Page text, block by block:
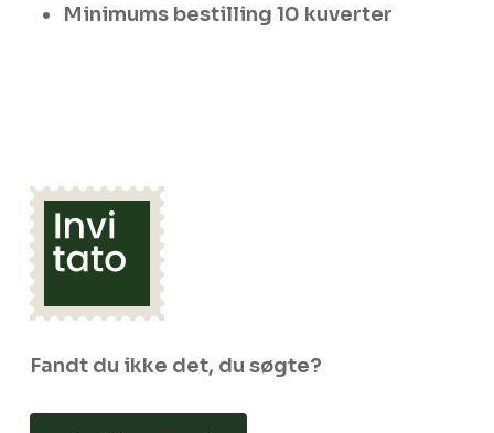
Minimums bestilling 10 kuverter
Fandt du ikke det, du søgte?